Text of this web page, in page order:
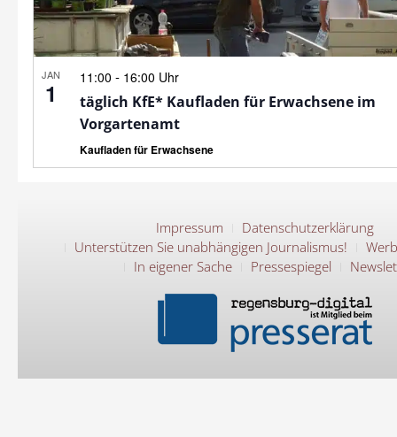
JAN
1
11:00 - 16:00 Uhr
täglich KfE* Kaufladen für Erwachsene im
Vorgartenamt
Kaufladen für Erwachsene
Impressum
Datenschutzerklärung
Unterstützen Sie unabhängigen Journalismus!
In eigener Sache
Pressespiegel